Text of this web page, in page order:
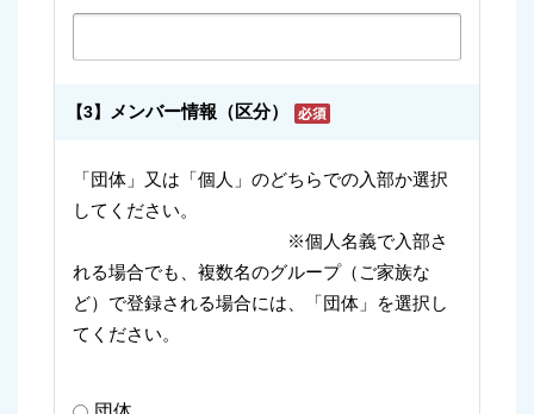
【3】 メンバー情報（区分）
「団体」又は「個人」のどちらでの入部か選択
してください。
※個人名義で入部さ
れる場合でも、複数名のグループ（ご家族な
ど）で登録される場合には、「団体」を選択し
てください。